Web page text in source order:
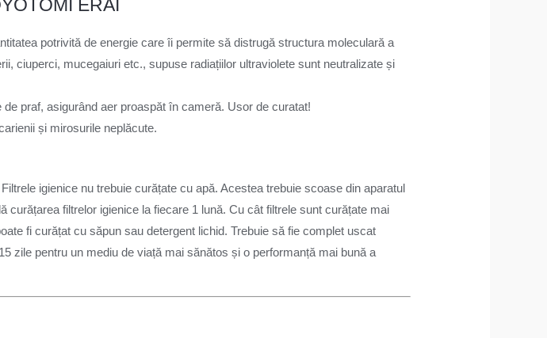
potrivită de energie care îi permite să distrugă structura moleculară a
ciuperci, mucegaiuri etc., supuse radiațiilor ultraviolete sunt neutralizate și
praf, asigurând aer proaspăt în cameră. Usor de curatat!
și mirosurile neplăcute.
igienice nu trebuie curățate cu apă. Acestea trebuie scoase din aparatul
filtrelor igienice la fiecare 1 lună. Cu cât filtrele sunt curățate mai
fi curățat cu săpun sau detergent lichid. Trebuie să fie complet uscat
zile pentru un mediu de viață mai sănătos și o performanță mai bună a